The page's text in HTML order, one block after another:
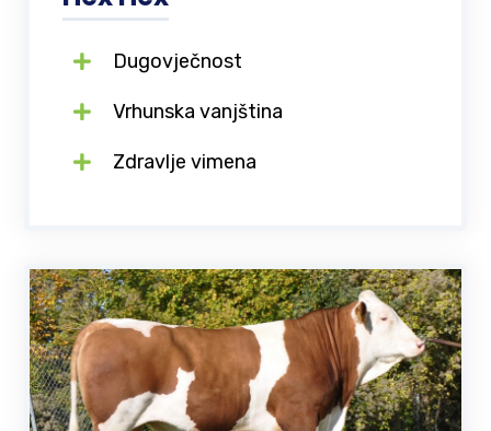
Dugovječnost
Vrhunska vanjština
Zdravlje vimena